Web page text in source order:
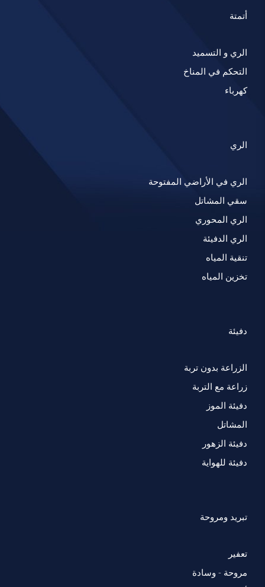
أتمتة
الري و التسميد
التحكم في المناخ
كهرباء
الري
الري في الأراضي المفتوحة
سقي المشاتل
الري المحوري
الري الدفيئة
تنقية المياه
تخزين المياه
دفيئة
الزراعة بدون تربة
زراعة مع التربة
دفيئة الموز
المشاتل
دفيئة الزهور
دفيئة للهواية
تبريد ومروحة
تعفير
مروحة - وسادة